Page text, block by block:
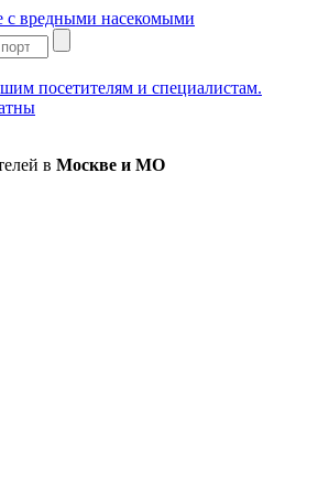
с вредными насекомыми
посетителям и специалистам.
в Москве и МО